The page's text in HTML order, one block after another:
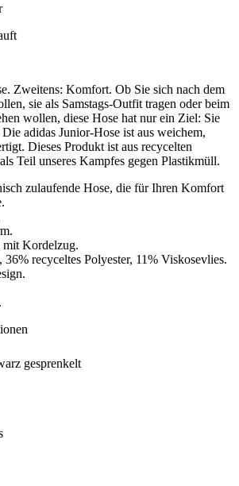
Zweitens: Komfort. Ob Sie sich nach dem
sie als Samstags-Outfit tragen oder beim
wollen, diese Hose hat nur ein Ziel: Sie
adidas Junior-Hose ist aus weichem,
Dieses Produkt ist aus recycelten
Teil unseres Kampfes gegen Plastikmüll.
zulaufende Hose, die für Ihren Komfort
mit Kordelzug.
recyceltes Polyester, 11% Viskosevlies.
gesprenkelt